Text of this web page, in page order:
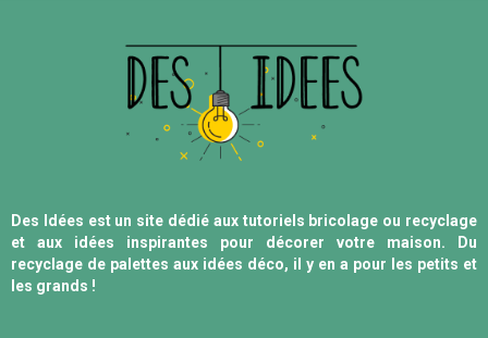
Des Idées est un site dédié aux tutoriels bricolage ou recyclage
et aux idées inspirantes pour décorer votre maison. Du
recyclage de palettes aux idées déco, il y en a pour les petits et
les grands !